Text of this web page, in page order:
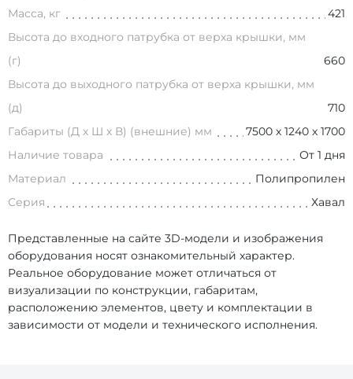
Масса, кг
421
Высота до входного патрубка от верха крышки, мм
(г)
660
Высота до выходного патрубка от верха крышки, мм
(д)
710
Габариты (Д х Ш х В) (внешние) мм
7500 х 1240 х 1700
Наличие товара
От 1 дня
Материал
Полипропилен
Серия
Хавал
Представленные на сайте 3D-модели и изображения
оборудования носят ознакомительный характер.
Реальное оборудование может отличаться от
визуализации по конструкции, габаритам,
расположению элементов, цвету и комплектации в
зависимости от модели и технического исполнения.